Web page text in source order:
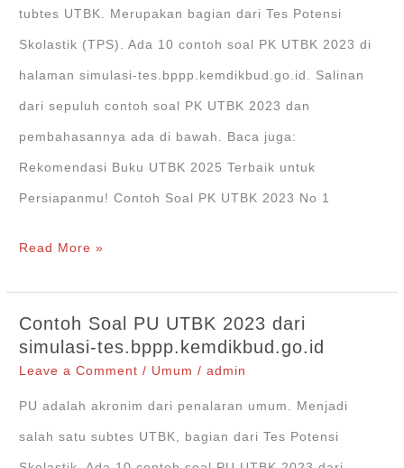
simulasi-
tes.bppp.kemdikbud.go.id
tubtes UTBK. Merupakan bagian dari Tes Potensi
Skolastik (TPS). Ada 10 contoh soal PK UTBK 2023 di
halaman simulasi-tes.bppp.kemdikbud.go.id. Salinan
dari sepuluh contoh soal PK UTBK 2023 dan
pembahasannya ada di bawah. Baca juga:
Rekomendasi Buku UTBK 2025 Terbaik untuk
Persiapanmu! Contoh Soal PK UTBK 2023 No 1
Contoh
UTBK
2023
dari
halaman
simulasi-
Read More »
Contoh Soal PU UTBK 2023 dari
simulasi-tes.bppp.kemdikbud.go.id
Leave a Comment / Umum /admin
PU adalah akronim dari penalaran umum. Menjadi
salah satu subtes UTBK, bagian dari Tes Potensi